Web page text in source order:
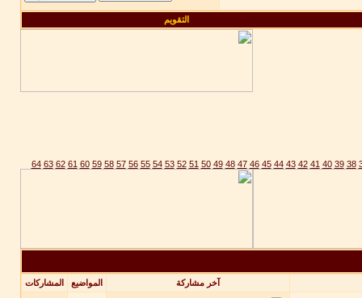
التقويم
38
39
40
41
42
43
44
45
46
47
48
49
50
51
52
53
54
55
56
57
58
59
60
61
62
63
64
آخر مشاركة المواضيع المشاركات